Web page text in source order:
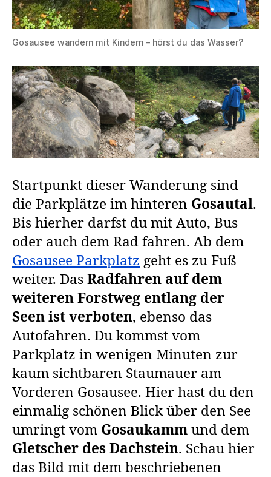
Gosausee wandern mit Kindern – hörst du das Wasser?
Startpunkt dieser Wanderung sind
die Parkplätze im hinteren Gosautal.
Bis hierher darfst du mit Auto, Bus
oder auch dem Rad fahren. Ab dem
Gosausee Parkplatz geht es zu Fuß
weiter. Das Radfahren auf dem
weiteren Forstweg entlang der
Seen ist verboten, ebenso das
Autofahren. Du kommst vom
Parkplatz in wenigen Minuten zur
kaum sichtbaren Staumauer am
Vorderen Gosausee. Hier hast du den
einmalig schönen Blick über den See
umringt vom Gosaukamm und dem
Gletscher des Dachstein. Schau hier
das Bild mit dem beschriebenen